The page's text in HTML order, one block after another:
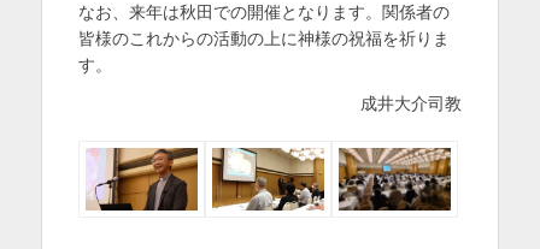
なお、来年は秋田での開催となります。関係者の
皆様のこれからの活動の上に神様の祝福を祈りま
す。
成井大介司教